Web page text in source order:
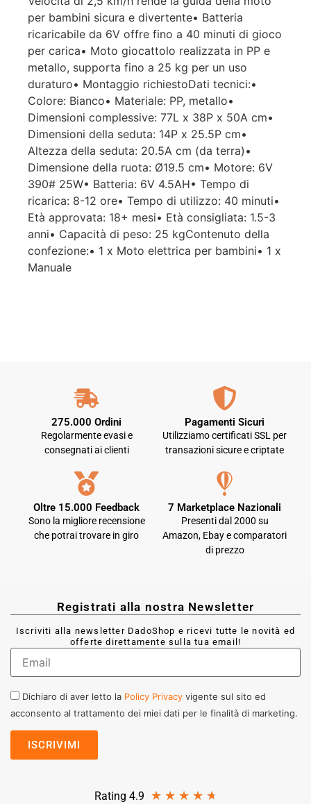
per bambini sicura e divertente• Batteria
ricaricabile da 6V offre fino a 40 minuti di gioco
per carica• Moto giocattolo realizzata in PP e
metallo, supporta fino a 25 kg per un uso
duraturo• Montaggio richiestoDati tecnici:•
Colore: Bianco• Materiale: PP, metallo•
Dimensioni complessive: 77L x 38P x 50A cm•
Dimensioni della seduta: 14P x 25.5P cm•
Altezza della seduta: 20.5A cm (da terra)•
Dimensione della ruota: Ø19.5 cm• Motore: 6V
390# 25W• Batteria: 6V 4.5AH• Tempo di
ricarica: 8-12 ore• Tempo di utilizzo: 40 minuti•
Età approvata: 18+ mesi• Età consigliata: 1.5-3
anni• Capacità di peso: 25 kgContenuto della
confezione:• 1 x Moto elettrica per bambini• 1 x
Manuale
275.000 Ordini
Regolarmente evasi e
consegnati ai clienti
Pagamenti Sicuri
Utilizziamo certificati SSL per
transazioni sicure e criptate
Oltre 15.000 Feedback
Sono la migliore recensione
che potrai trovare in giro
7 Marketplace Nazionali
Presenti dal 2000 su
Amazon, Ebay e comparatori
di prezzo
Registrati alla nostra Newsletter
Iscriviti alla newsletter DadoShop e ricevi tutte le novità ed
offerte direttamente sulla tua email!
Dichiaro di aver letto la Policy Privacy vigente sul sito ed
acconsento al trattamento dei miei dati per le finalità di marketing.
Rating 4.9 ★ ★ ★ ★ ★